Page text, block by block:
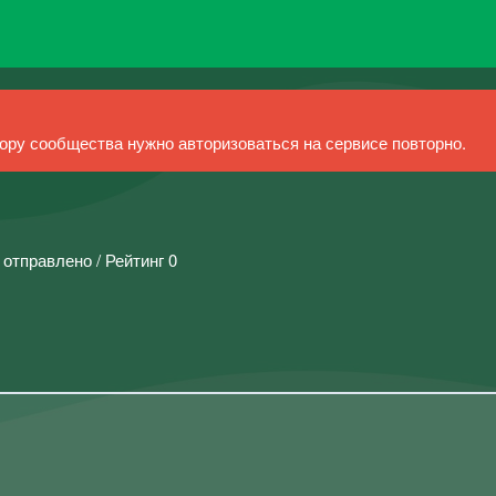
сообщества нужно авторизоваться на сервисе повторно.
/ Рейтинг 0